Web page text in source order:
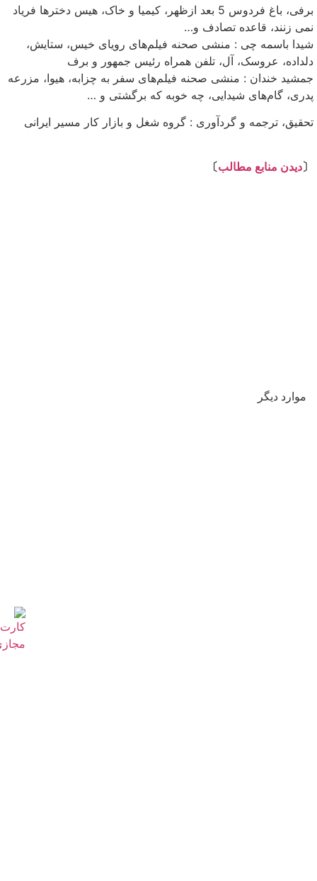
برفی، باغ فردوس 5 بعد ازظهر، کیمیا و خاک، هیس دخترها فریاد
نمی زنند، قاعده تصادف و…
شیدا باسمه چی : منشی صحنه فیلم‌های رویای خیس، ستایش،
دلداده، عروسک، آل، تلفن همراه رئیس جمهور و برف
جمشید خندان : منشی صحنه فیلم‌های سفر به چزابه، هیوا، مزرعه
پدری، گام‌های شیدایی، چه خوبه که برگشتی و …
تحقیق، ترجمه و گردآوری : گروه شغل و بازار کار مسیر ایرانی
〔دیدن منابع مطالب〕
موارد دیگر